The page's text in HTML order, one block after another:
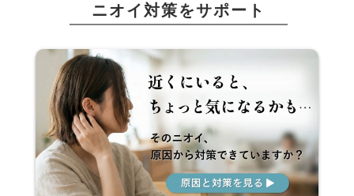
ニオイ対策をサポート